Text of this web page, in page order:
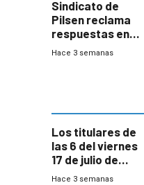
Sindicato de
Pilsen reclama
respuestas en
medio de
Hace 3 semanas
Los titulares de
las 6 del viernes
17 de julio de
2026
Hace 3 semanas